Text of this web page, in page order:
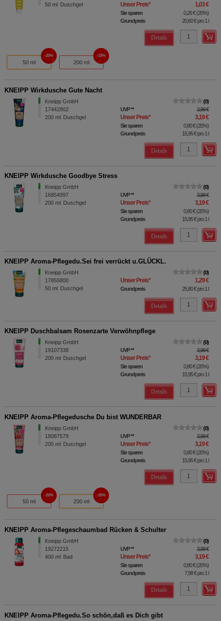
50 ml Duschgel Unser Preis* 1,03 €
Sie sparen 0,26 €(20%)
Grundpreis
20,60 €pro 1 l
Details
50 ml
20%
200 ml
23%
KNEIPP Wirkdusche Gute Nacht
Kneipp GmbH
17442802
200 ml Duschgel
0
UVP** 3,99 €
Unser Preis* 3,19 €
Sie sparen 0,80 €(20%)
Grundpreis
15,95 €pro 1 l
Details
KNEIPP Wirkdusche Goodbye Stress
Kneipp GmbH
16854997
200 ml Duschgel
0
UVP** 3,99 €
Unser Preis* 3,19 €
Sie sparen 0,80 €(20%)
Grundpreis
15,95 €pro 1 l
Details
KNEIPP Aroma-Pflegedu.Sei frei verrückt u.GLÜCKL.
Kneipp GmbH
17855800
50 ml Duschgel
0
Unser Preis* 1,29 €
Grundpreis 25,80 €pro 1 l
Details
KNEIPP Duschbalsam Rosenzarte Verwöhnpflege
Kneipp GmbH
19107338
200 ml Duschgel
0
UVP** 3,99 €
Unser Preis* 3,19 €
Sie sparen 0,80 €(20%)
Grundpreis
15,95 €pro 1 l
Details
KNEIPP Aroma-Pflegedusche Du bist WUNDERBAR
Kneipp GmbH
18087579
200 ml Duschgel
0
UVP** 3,99 €
Unser Preis* 3,19 €
Sie sparen 0,80 €(20%)
Grundpreis
15,95 €pro 1 l
Details
50 ml
20%
200 ml
20%
KNEIPP Aroma-Pflegeschaumbad Rücken & Schulter
Kneipp GmbH
19272215
400 ml Bad
0
UVP** 3,99 €
Unser Preis* 3,19 €
Sie sparen 0,80 €(20%)
Grundpreis
7,98 €pro 1 l
Details
KNEIPP Aroma-Pflegedu.So schön,daß es Dich gibt